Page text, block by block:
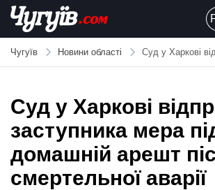
Skip
content
Chuguiv
Чугуїв Новини області Суд у Харкові відправив заступника мера
Суд у Харкові
заступника мера
домашній арешт
смертельної аварії